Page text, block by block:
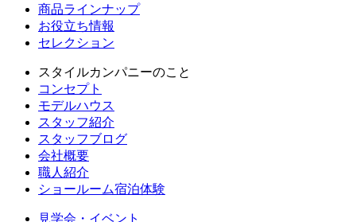
商品ラインナップ
お役立ち情報
セレクション
スタイルカンパニーのこと
コンセプト
モデルハウス
スタッフ紹介
スタッフブログ
会社概要
職人紹介
ショールーム宿泊体験
見学会・イベント